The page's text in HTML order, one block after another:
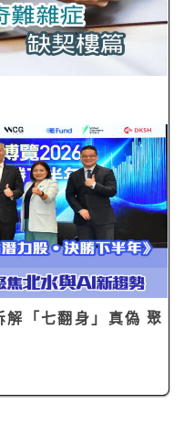
解「七翻身」真偽 聚